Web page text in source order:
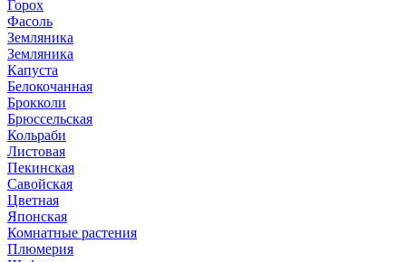
Горох
Фасоль
Земляника
Земляника
Капуста
Белокочанная
Брокколи
Брюссельская
Кольраби
Листовая
Пекинская
Савойская
Цветная
Японская
Комнатные растения
Плюмерия